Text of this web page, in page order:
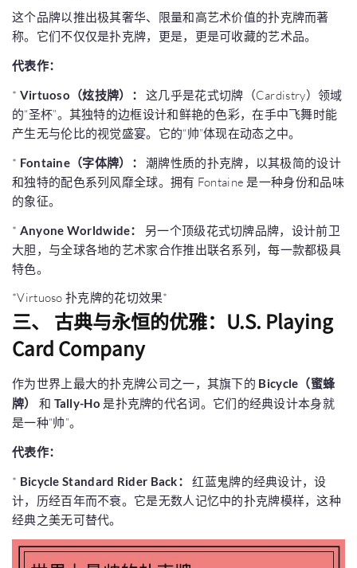
这个品牌以推出极其奢华、限量和高艺术价值的扑克牌而著
称。它们不仅仅是扑克牌，更是，更是可收藏的艺术品。
代表作：
* Virtuoso（炫技牌）：
这几乎是花式切牌（Cardistry）领域
的“圣杯”。其独特的边框设计和鲜艳的色彩，在手中飞舞时能
产生无与伦比的视觉盛宴。它的“帅”体现在动态之中。
* Fontaine（字体牌）：
潮牌性质的扑克牌，以其极简的设计
和独特的配色系列风靡全球。拥有 Fontaine 是一种身份和品味
的象征。
* Anyone Worldwide：
另一个顶级花式切牌品牌，设计前卫
大胆，与全球各地的艺术家合作推出联名系列，每一款都极具
特色。
*Virtuoso 扑克牌的花切效果*
三、 古典与永恒的优雅：U.S. Playing
Card Company
作为世界上最大的扑克牌公司之一，其旗下的 Bicycle（蜜蜂
牌）
和 Tally-Ho 是扑克牌的代名词。它们的经典设计本身就
是一种“帅”。
代表作：
* Bicycle Standard Rider Back：
红蓝鬼牌的经典设计，设
计，历经百年而不衰。它是无数人记忆中的扑克牌模样，这种
经典之美无可替代。